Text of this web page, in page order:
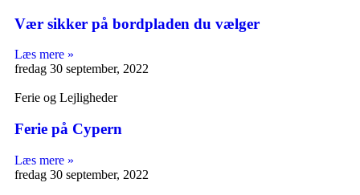
Vær sikker på bordpladen du vælger
Læs mere »
fredag 30 september, 2022
Ferie og Lejligheder
Ferie på Cypern
Læs mere »
fredag 30 september, 2022